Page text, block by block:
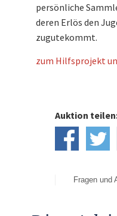
persönliche
deren Erlös den
zugutekommt.
zum Hilfsprojekt
Auktion
Fragen und